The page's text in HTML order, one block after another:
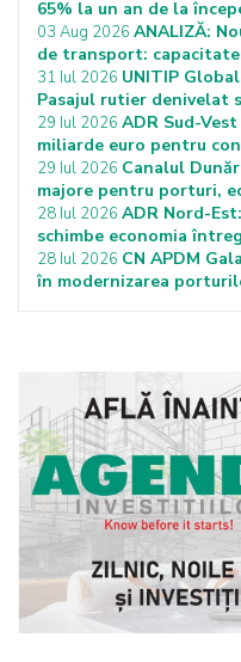
65% la un an de la
03 Aug 2026 ANALIZĂ:
de transport:
31 Iul 2026 UNITIP
Pasajul rutier denivelat
29 Iul 2026 ADR Sud-
miliarde euro pentru
29 Iul 2026 Canalul
majore pentru porturi,
28 Iul 2026 ADR Nord-
schimbe economia
28 Iul 2026 CN APDM
în modernizarea